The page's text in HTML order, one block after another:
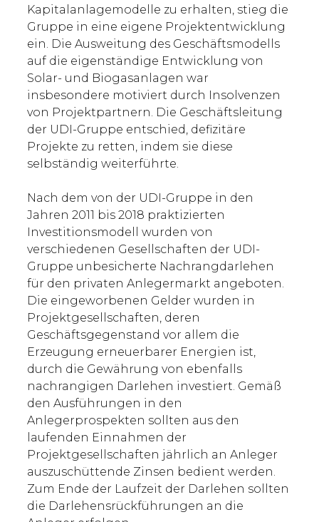
Kapitalanlagemodelle zu erhalten, stieg die
Gruppe in eine eigene Projektentwicklung
ein. Die Ausweitung des Geschäftsmodells
auf die eigenständige Entwicklung von
Solar- und Biogasanlagen war
insbesondere motiviert durch Insolvenzen
von Projektpartnern. Die Geschäftsleitung
der UDI-Gruppe entschied, defizitäre
Projekte zu retten, indem sie diese
selbständig weiterführte.
Nach dem von der UDI-Gruppe in den
Jahren 2011 bis 2018 praktizierten
Investitionsmodell wurden von
verschiedenen Gesellschaften der UDI-
Gruppe unbesicherte Nachrangdarlehen
für den privaten Anlegermarkt angeboten.
Die eingeworbenen Gelder wurden in
Projektgesellschaften, deren
Geschäftsgegenstand vor allem die
Erzeugung erneuerbarer Energien ist,
durch die Gewährung von ebenfalls
nachrangigen Darlehen investiert. Gemäß
den Ausführungen in den
Anlegerprospekten sollten aus den
laufenden Einnahmen der
Projektgesellschaften jährlich an Anleger
auszuschüttende Zinsen bedient werden.
Zum Ende der Laufzeit der Darlehen sollten
die Darlehensrückführungen an die